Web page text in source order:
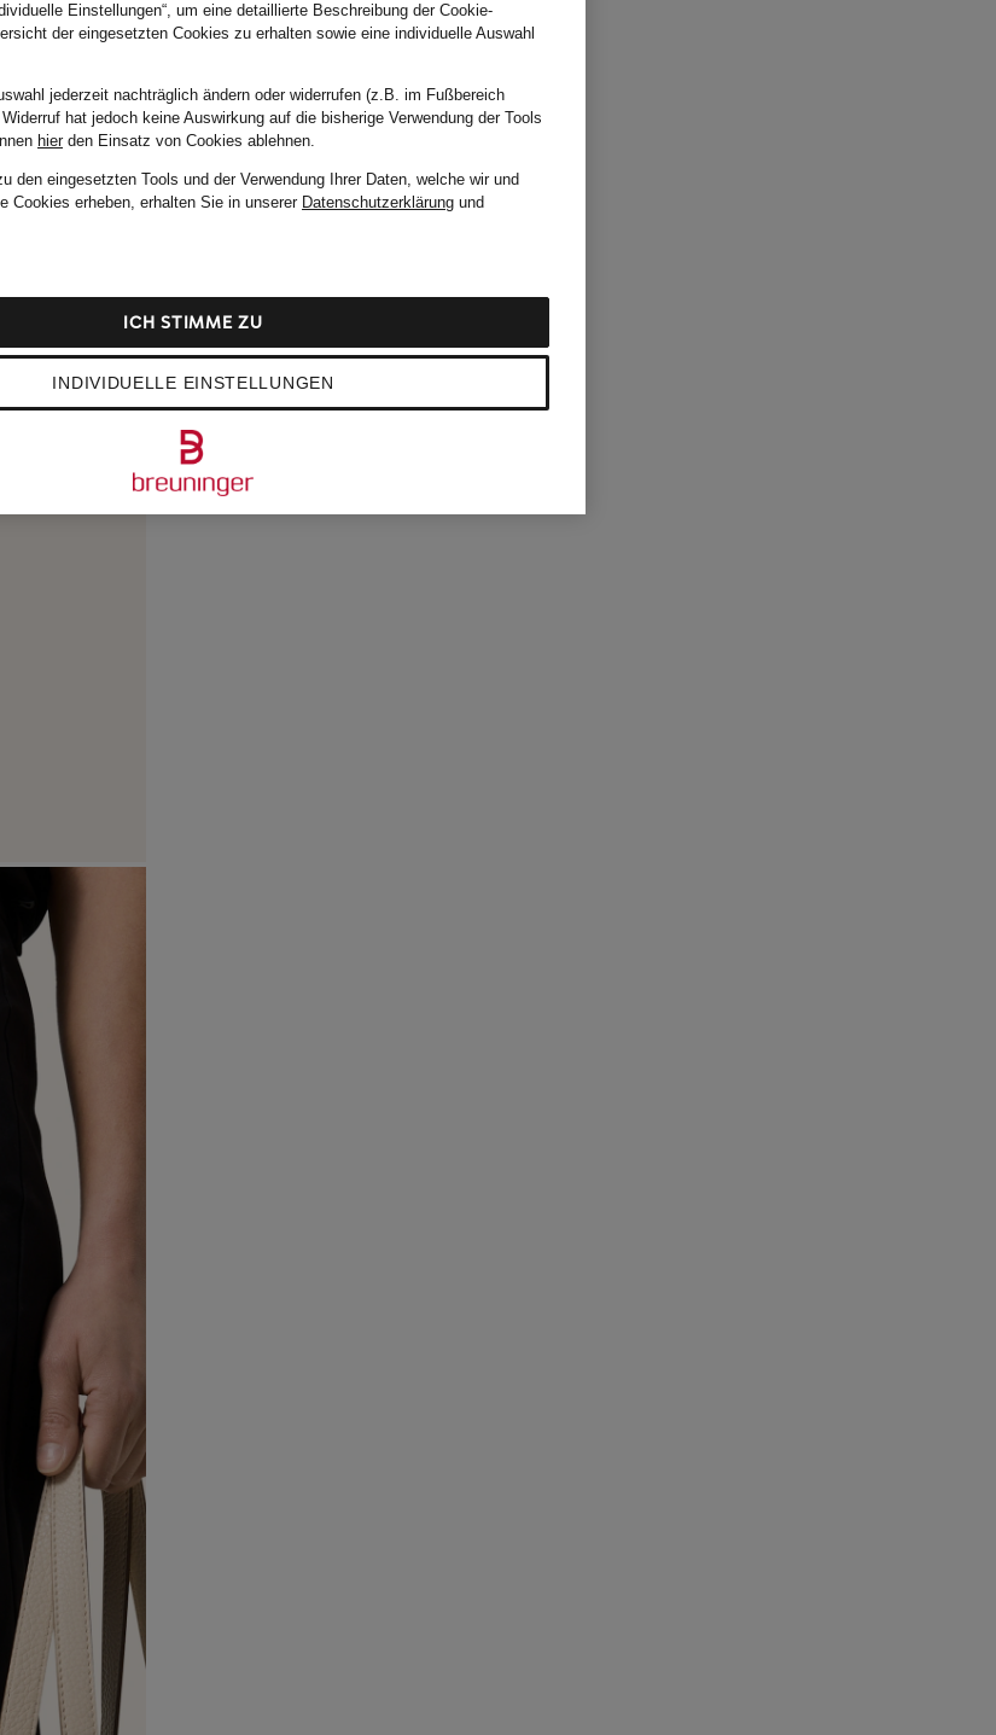
Einstellungen“, um eine detaillierte Beschreibung der Cookie-
der eingesetzten Cookies zu erhalten sowie eine individuelle Auswahl
jederzeit nachträglich ändern oder widerrufen (z.B. im Fußbereich
hat jedoch keine Auswirkung auf die bisherige Verwendung der Tools
hierden Einsatz von Cookies ablehnen.
den eingesetzten Tools und der Verwendung Ihrer Daten, welche wir und
Cookies erheben, erhalten Sie in unserer Datenschutzerklärung und
INDIVIDUELLE EINSTELLUNGEN
ICH STIMME ZU